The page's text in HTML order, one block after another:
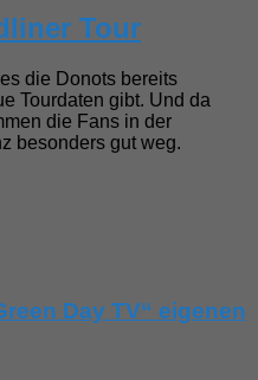
Tour
die Donots bereits
Tourdaten gibt. Und da
die Fans in der
besonders gut weg.
Day TV“ eigenen